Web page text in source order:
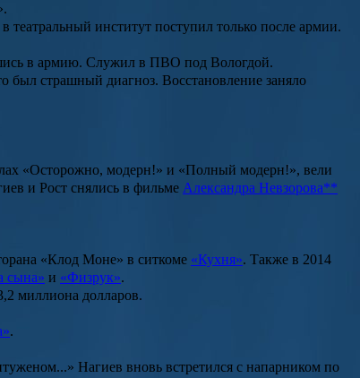
в театральный институт поступил только после армии.
в армию. Служил в ПВО под Вологдой.
был страшный диагноз. Восстановление заняло
«Осторожно, модерн!» и «Полный модерн!», вели
и Рост снялись в фильме Александра Невзорова**
«Клод Моне» в ситкоме «Кухня». Также в 2014
сына» и «Физрук».
миллиона долларов.
.
Нагиев вновь встретился с напарником по